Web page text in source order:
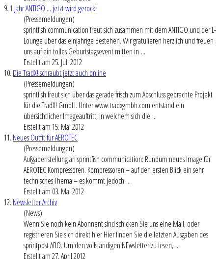
9. 1 Jahr ANTIGO ... jetzt wird gerockt
(Pressemeldungen)
sprintfish communication freut sich zusammen mit dem ANTIGO und der L-
Lounge über das einjährige Bestehen. Wir gratulieren herzlich und freuen
uns auf ein tolles Geburtstagsevent mitten in ...
Erstellt am 25. Juli 2012
10. Die TradX! schraubt jetzt auch online
(Pressemeldungen)
sprintfish freut sich über das gerade frisch zum Abschluss gebrachte Projekt
für die TradX! GmbH. Unter www.tradxgmbh.com entstand ein
übersichtlicher Imageauftritt, in welchem sich die ...
Erstellt am 15. Mai 2012
11. Neues Outfit für AEROTEC
(Pressemeldungen)
Aufgabenstellung an sprintfish communication: Rundum neues Image für
AEROTEC Kompressoren. Kompressoren – auf den ersten Blick ein sehr
technisches Thema – es kommt jedoch ...
Erstellt am 03. Mai 2012
12. Newsletter Archiv
(News)
Wenn Sie noch kein Abonnent sind schicken Sie uns eine Mail, oder
registrieren Sie sich direkt hier Hier finden Sie die letzten Ausgaben des
sprintpost ABO. Um den vollständigen NEwsletter zu lesen, ...
Erstellt am 27. April 2012